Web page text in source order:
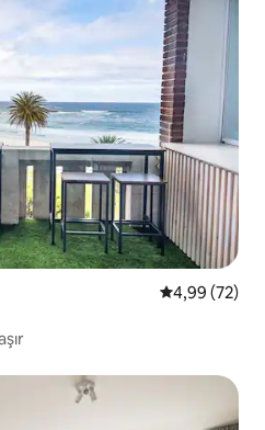
5 üzerinden
4,99 (72)
beğenilenler arasında